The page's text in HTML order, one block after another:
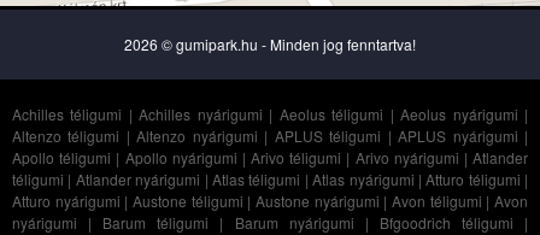
2026 © gumipark.hu - Minden jog fenntartva!
Achilles téligumi |Achilles nyárigumi | Aeolus téligumi |Aeolus nyárigumi |
Altenzo téligumi |Altenzo nyárigumi | APLUS téligumi |APLUS nyárigumi |
Apollo téligumi | Apollo nyárigumi |Arivo téligumi | Arivo nyárigumi |Atlander
téligumi | Atlander nyárigumi | Atlas téligumi |Atlas nyárigumi |Atturo téligumi |
Atturo nyárigumi |Austone téligumi |Austone nyárigumi |Avon téligumi |Avon
nyárigumi | Barum téligumi | Barum nyárigumi | Bfgoodrich téligumi |